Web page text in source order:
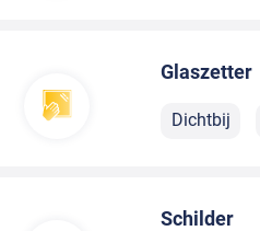
Glaszetter
Dichtbij
Schilder